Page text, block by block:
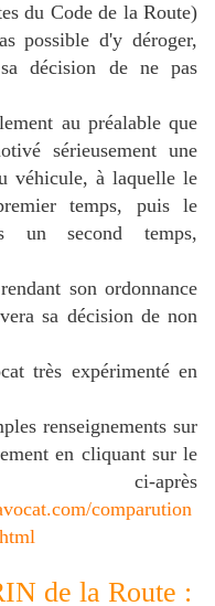
du Code de la Route)
possible d'y déroger,
décision de ne pas
au préalable que
sérieusement une
véhicule, à laquelle le
temps, puis le
un second temps,
son ordonnance
sa décision de non
très expérimenté en
renseignements sur
en cliquant sur le
comparution
de la Route :